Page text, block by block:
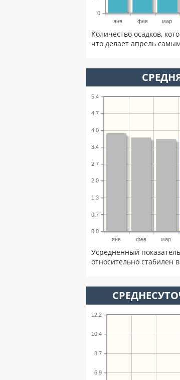
янв фев мар
0
Количество осадков,
что делает апрель
янв фев мар
0.0
0.7
1.3
2.0
2.7
3.4
4.0
4.7
5.4
Усредненный
относительно стабилен
6.9
8.7
10.4
12.2